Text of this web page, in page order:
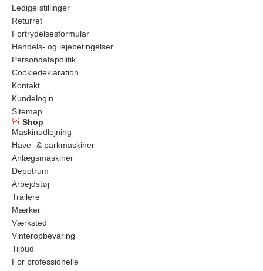
Ledige stillinger
Returret
Fortrydelsesformular
Handels- og lejebetingelser
Persondatapolitik
Cookiedeklaration
Kontakt
Kundelogin
Sitemap
Shop
Maskinudlejning
Have- & parkmaskiner
Anlægsmaskiner
Depotrum
Arbejdstøj
Trailere
Mærker
Værksted
Vinteropbevaring
Tilbud
For professionelle